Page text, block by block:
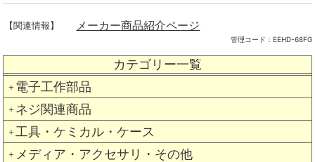
カテゴリー一覧
＋ 電子工作部品
＋ ネジ関連商品
＋ 工具・ケミカル・ケース
＋ メディア・アクセサリ・その他
【関連情報】 メーカー商品紹介ページ
管理コード： EEHD-68FG